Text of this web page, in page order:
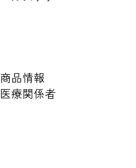
商品情報
医療関係者